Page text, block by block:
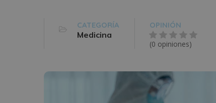
CATEGORÍA
Medicina
OPINIÓN
(0 opiniones)